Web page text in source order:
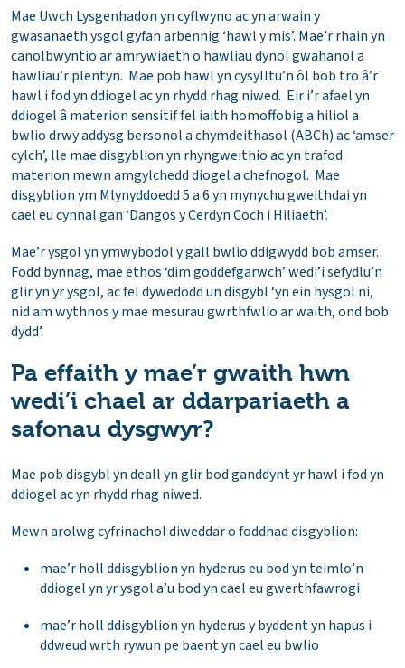
Mae Uwch Lysgenhadon yn cyflwyno ac yn arwain y
gwasanaeth ysgol gyfan arbennig ‘hawl y mis’. Mae’r rhain yn
canolbwyntio ar amrywiaeth o hawliau dynol gwahanol a
hawliau’r plentyn. Mae pob hawl yn cysylltu’n ôl bob tro â’r
hawl i fod yn ddiogel ac yn rhydd rhag niwed. Eir i’r afael yn
ddiogel â materion sensitif fel iaith homoffobig a hiliol a
bwlio drwy addysg bersonol a chymdeithasol (ABCh) ac ‘amser
cylch’, lle mae disgyblion yn rhyngweithio ac yn trafod
materion mewn amgylchedd diogel a chefnogol. Mae
disgyblion ym Mlynyddoedd 5 a 6 yn mynychu gweithdai yn
cael eu cynnal gan ‘Dangos y Cerdyn Coch i Hiliaeth’.
Mae’r ysgol yn ymwybodol y gall bwlio ddigwydd bob amser.
Fodd bynnag, mae ethos ‘dim goddefgarwch’ wedi’i sefydlu’n
glir yn yr ysgol, ac fel dywedodd un disgybl ‘yn ein hysgol ni,
nid am wythnos y mae mesurau gwrthfwlio ar waith, ond bob
dydd’.
Pa effaith y mae’r gwaith hwn
wedi’i chael ar ddarpariaeth a
safonau dysgwyr?
Mae pob disgybl yn deall yn glir bod ganddynt yr hawl i fod yn
ddiogel ac yn rhydd rhag niwed.
Mewn arolwg cyfrinachol diweddar o foddhad disgyblion:
mae’r holl ddisgyblion yn hyderus eu bod yn teimlo’n
ddiogel yn yr ysgol a’u bod yn cael eu gwerthfawrogi
mae’r holl ddisgyblion yn hyderus y byddent yn hapus i
ddweud wrth rywun pe baent yn cael eu bwlio